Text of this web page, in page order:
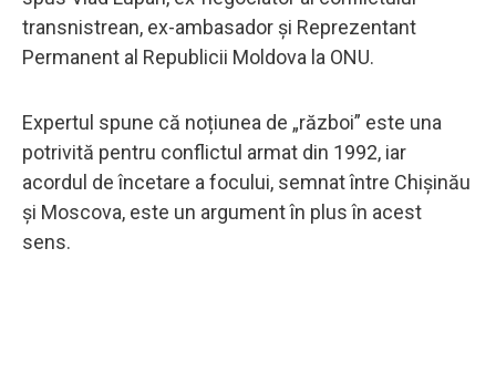
transnistrean, ex-ambasador și Reprezentant
Permanent al Republicii Moldova la ONU.
Expertul spune că noțiunea de „război” este una
potrivită pentru conflictul armat din 1992, iar
acordul de încetare a focului, semnat între Chișinău
și Moscova, este un argument în plus în acest
sens.